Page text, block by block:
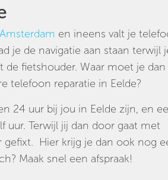
Amsterdam en ineens valt je
je de navigatie aan staan terwijl
fietshouder. Waar moet je dan
telefoon reparatie in Eelde?
24 uur bij jou in Eelde zijn, en
Terwijl jij dan door gaat met
Hier krijg je dan ook nog
Maak snel een afspraak!